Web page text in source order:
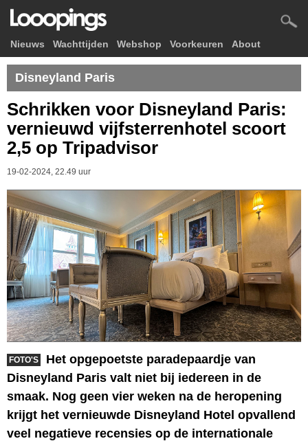
Nieuws Wachttijden Webshop Voorkeuren About
Disneyland Paris
Schrikken voor Disneyland Paris:
vernieuwd vijfsterrenhotel scoort
2,5 op Tripadvisor
19-02-2024, 22.49 uur
FOTO'S
Het opgepoetste paradepaardje van
Disneyland Paris valt niet bij iedereen in de
smaak. Nog geen vier weken na de heropening
krijgt het vernieuwde Disneyland Hotel opvallend
veel negatieve recensies op de internationale